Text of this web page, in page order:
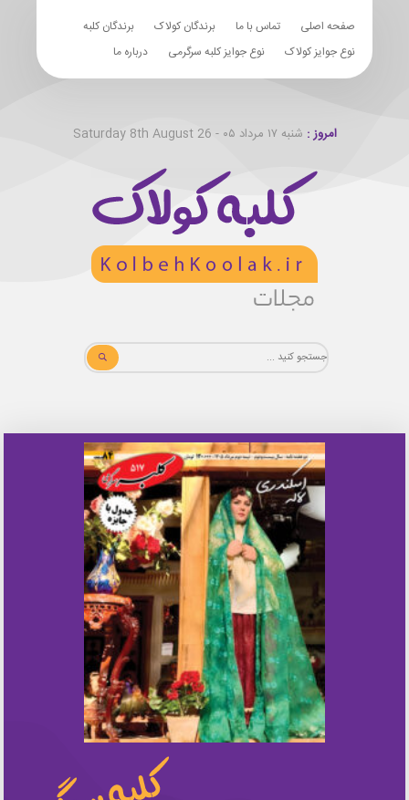
صفحه اصلی تماس با ما برندگان کولاک
برندگان کلبه
نوع جوایز کولاک
نوع جوایز کلبه سرگرمی درباره ما
امروز : شنبه ۱۷ مرداد ۰۵ - Saturday 8th August 26